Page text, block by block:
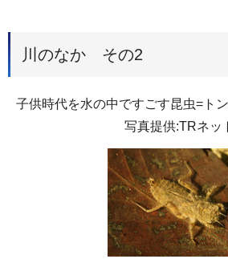
川のなか その2
子供時代を水の中ですごす昆虫=ト
写真提供:TRネッ